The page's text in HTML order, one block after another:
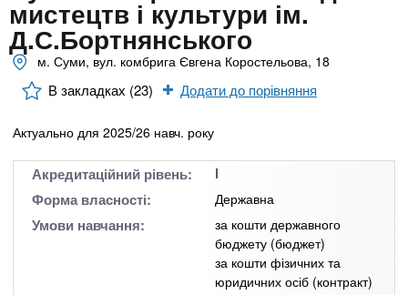
n
t
s
.
и
х
з
л
а
Онлайн курси
мистецтв і культури ім.
Д.С.Бортнянського
м. Суми, вул. комбрига Євгена Коростельова, 18
В закладках (23) Додати до порівняння
Актуально для 2025/26 навч. року
Акредитаційний рівень: I
Форма власності: Державна
Умови навчання:
за кошти державного
бюджету (бюджет)
за кошти фізичних та
юридичних осіб (контракт)